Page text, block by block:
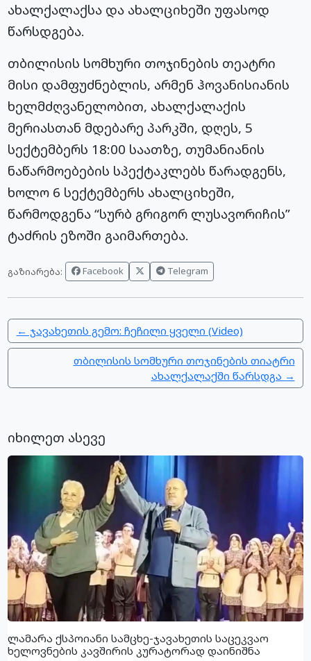
ახალქალაქსა და ახალციხეში უფასოდ
წარსდგება.
თბილისის სომხური თოჯინების თეატრი
მისი დამფუძნებლის, არმენ ჰოვანისიანის
ხელმძღვანელობით, ახალქალაქის
მერიასთან მდებარე პარკში, დღეს, 5
სექტემბერს 18:00 საათზე, თუმანიანის
ნაწარმოებების სპექტაკლებს წარადგენს,
ხოლო 6 სექტემბერს ახალციხეში,
წარმოდგენა “სურბ გრიგორ ლუსავორიჩის”
ტაძრის ეზოში გაიმართება.
გაზიარება: Facebook Telegram
← ჯავახეთის გემო: ჩეჩილი ყველი (Video)
თბილისის სომხური თოჯინების თიატრი
ახალქალაქში წარსდგა →
იხილეთ ასევე
ლამარა ქსპოიანი სამცხე-ჯავახეთის საცეკვაო
ხელოვნების კავშირის კურატორად დაინიშნა